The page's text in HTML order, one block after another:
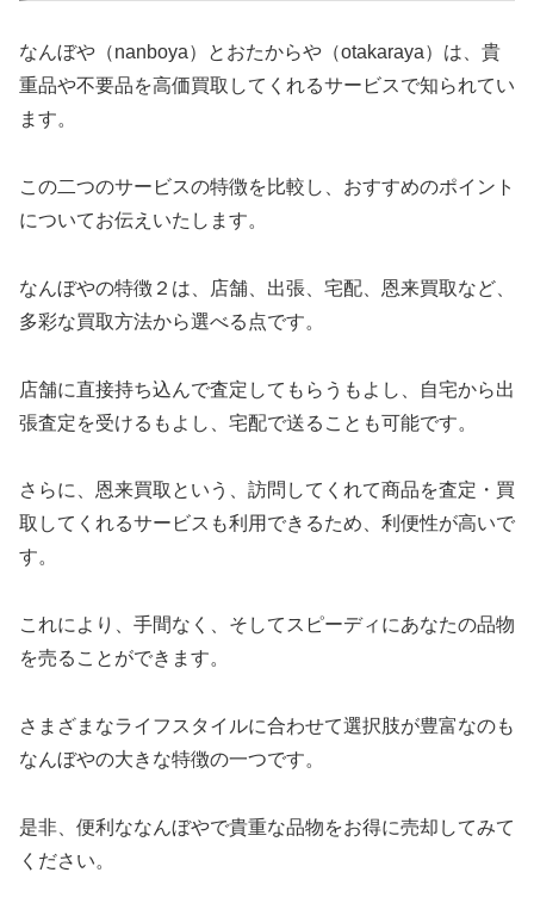
なんぼや（nanboya）とおたからや（otakaraya）は、貴
重品や不要品を高価買取してくれるサービスで知られてい
ます。
この二つのサービスの特徴を比較し、おすすめのポイント
についてお伝えいたします。
なんぼやの特徴２は、店舗、出張、宅配、恩来買取など、
多彩な買取方法から選べる点です。
店舗に直接持ち込んで査定してもらうもよし、自宅から出
張査定を受けるもよし、宅配で送ることも可能です。
さらに、恩来買取という、訪問してくれて商品を査定・買
取してくれるサービスも利用できるため、利便性が高いで
す。
これにより、手間なく、そしてスピーディにあなたの品物
を売ることができます。
さまざまなライフスタイルに合わせて選択肢が豊富なのも
なんぼやの大きな特徴の一つです。
是非、便利ななんぼやで貴重な品物をお得に売却してみて
ください。